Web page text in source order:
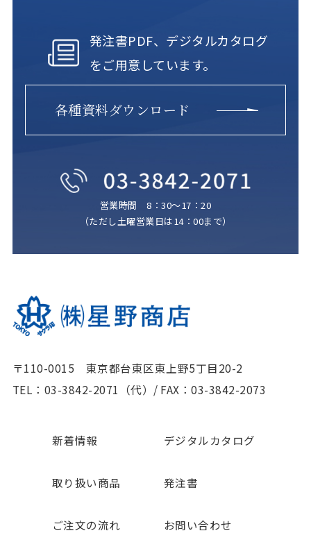
発注書PDF、デジタルカタログ
をご用意しています。
各種資料ダウンロード
営業時間 8：30～17：20
（ただし土曜営業日は14：00まで）
〒110-0015 東京都台東区東上野5丁目20-2
TEL：03-3842-2071（代） / FAX：03-3842-2073
新着情報 デジタルカタログ
取り扱い商品 発注書
ご注文の流れ お問い合わせ